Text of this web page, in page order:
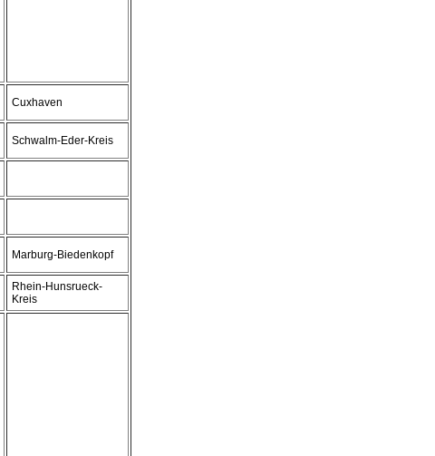
Cuxhaven
Schwalm-Eder-Kreis
Marburg-Biedenkopf
Rhein-Hunsrueck-
Kreis